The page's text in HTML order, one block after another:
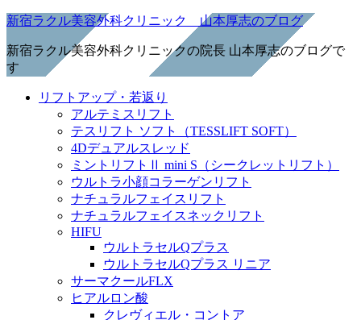
新宿ラクル美容外科クリニック 山本厚志のブログ
新宿ラクル美容外科クリニックの院長 山本厚志のブログで
す
リフトアップ・若返り
アルテミスリフト
テスリフト ソフト（TESSLIFT SOFT）
4Dデュアルスレッド
ミントリフトⅡ mini S（シークレットリフト）
ウルトラ小顔コラーゲンリフト
ナチュラルフェイスリフト
ナチュラルフェイスネックリフト
HIFU
ウルトラセルQプラス
ウルトラセルQプラス リニア
サーマクールFLX
ヒアルロン酸
クレヴィエル・コントア